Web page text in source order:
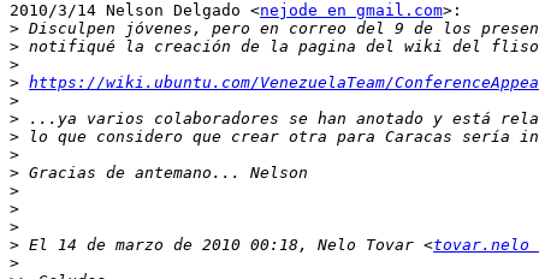
2010/3/14 Nelson Delgado <nejode en gmail.com>:
>
>
>
> https://wiki.ubuntu.com/VenezuelaTeam/
>
>
>
>
>
>
>
>
> El 14 de marzo de 2010 00:18, Nelo Tovar <tovar.nelo
>